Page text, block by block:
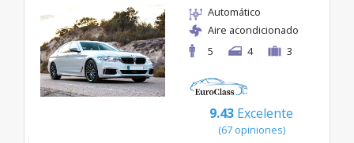
Automático
Aire acondicionado
5
4 3
9.43 Excelente
(67 opiniones)